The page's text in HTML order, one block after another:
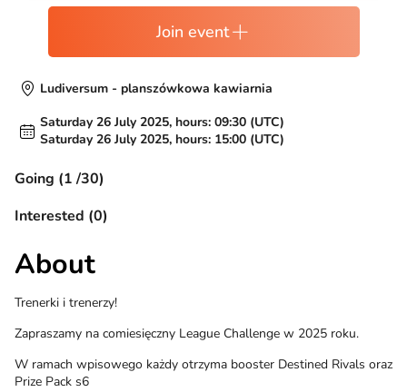
Join event
Ludiversum - planszówkowa kawiarnia
Saturday 26 July 2025, hours: 09:30 (UTC)
Saturday 26 July 2025, hours: 15:00 (UTC)
Going (1 /30)
Interested (0)
About
Trenerki i trenerzy!
Zapraszamy na comiesięczny League Challenge w 2025 roku.
W ramach wpisowego każdy otrzyma booster Destined Rivals oraz
Prize Pack s6